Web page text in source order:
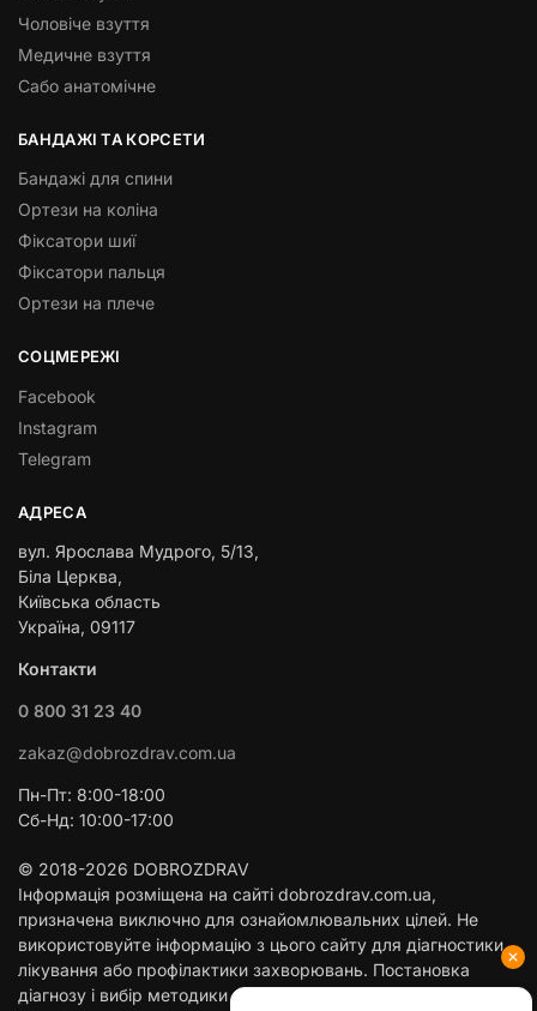
Чоловіче взуття
Медичне взуття
Сабо анатомічне
БАНДАЖІ ТА КОРСЕТИ
Бандажі для спини
Ортези на коліна
Фіксатори шиї
Фіксатори пальця
Ортези на плече
СОЦМЕРЕЖІ
Facebook
Instagram
Telegram
АДРЕСА
вул. Ярослава Мудрого, 5/13,
Біла Церква,
Київська область
Україна, 09117
Контакти
0 800 31 23 40
zakaz@dobrozdrav.com.ua
Пн-Пт: 8:00-18:00
Сб-Нд: 10:00-17:00
© 2018-2026 DOBROZDRAV
Інформація розміщена на сайті dobrozdrav.com.ua,
призначена виключно для ознайомлювальних цілей. Не
використовуйте інформацію з цього сайту для діагностики,
лікування або профілактики захворювань. Постановка
діагнозу і вибір методики лікування здійснюється тільки